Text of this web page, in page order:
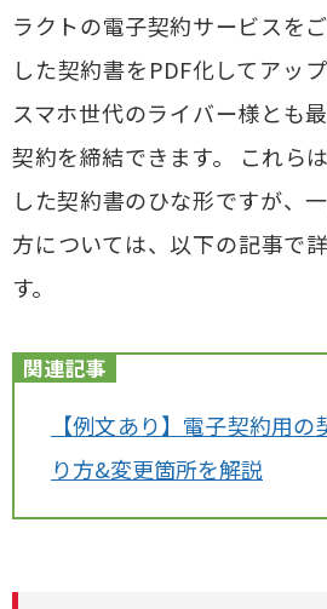
ラクトの電子契約サービスを
した契約書をPDF化してアッ
スマホ世代のライバー様とも
契約を締結できます。 これら
した契約書のひな形ですが、
方については、以下の記事で
す。
関連記事
【例文あり】電子契約用
り方&変更箇所を解説